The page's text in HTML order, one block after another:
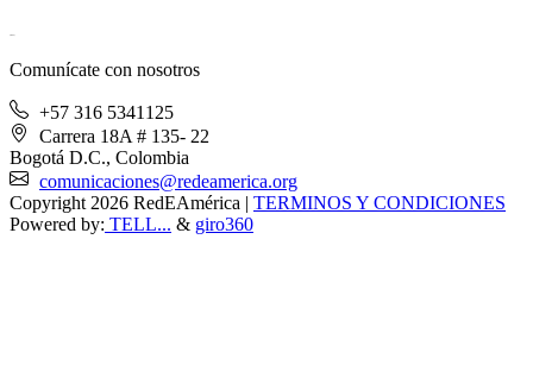
Comunícate con nosotros
+57 316 5341125
Carrera 18A # 135- 22
Bogotá D.C., Colombia
comunicaciones@redeamerica.org
Copyright 2026 RedEAmérica | TERMINOS Y CONDICIONES
Powered by: TELL... & giro360